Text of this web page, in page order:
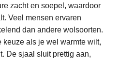
zacht en soepel, waardoor
Veel mensen ervaren
dan andere wolsoorten.
keuze als je wel warmte wilt,
De sjaal sluit prettig aan,